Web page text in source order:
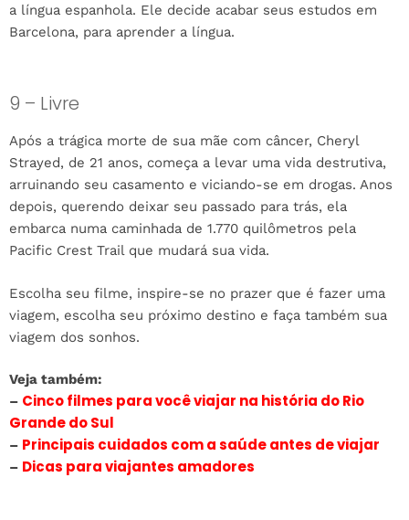
a língua espanhola. Ele decide acabar seus estudos em
Barcelona, para aprender a língua.
9 – Livre
Após a trágica morte de sua mãe com câncer, Cheryl
Strayed, de 21 anos, começa a levar uma vida destrutiva,
arruinando seu casamento e viciando-se em drogas. Anos
depois, querendo deixar seu passado para trás, ela
embarca numa caminhada de 1.770 quilômetros pela
Pacific Crest Trail que mudará sua vida.
Escolha seu filme, inspire-se no prazer que é fazer uma
viagem, escolha seu próximo destino e faça também sua
viagem dos sonhos.
Veja também:
– Cinco filmes para você viajar na história do Rio
Grande do Sul
– Principais cuidados com a saúde antes de viajar
– Dicas para viajantes amadores